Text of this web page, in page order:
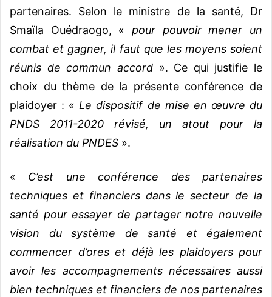
partenaires. Selon le ministre de la santé, Dr
Smaïla Ouédraogo, « pour pouvoir mener un
combat et gagner, il faut que les moyens soient
réunis de commun accord». Ce qui justifie le
choix du thème de la présente conférence de
plaidoyer : «Le dispositif de mise en œuvre du
PNDS 2011-2020 révisé, un atout pour la
réalisation du PNDES ».
« C’est une conférence des partenaires
techniques et financiers dans le secteur de la
santé pour essayer de partager notre nouvelle
vision du système de santé et également
commencer d’ores et déjà les plaidoyers pour
avoir les accompagnements nécessaires aussi
bien techniques et financiers de nos partenaires